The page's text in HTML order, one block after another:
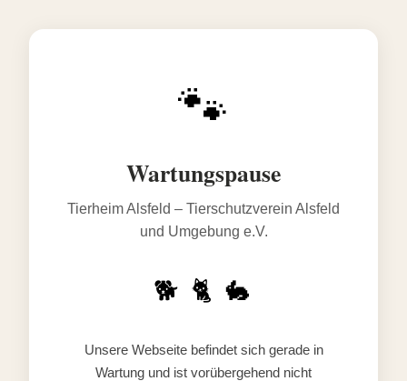
🐾
Wartungspause
Tierheim Alsfeld – Tierschutzverein Alsfeld
und Umgebung e.V.
🐕 🐈 🐇
Unsere Webseite befindet sich gerade in
Wartung und ist vorübergehend nicht